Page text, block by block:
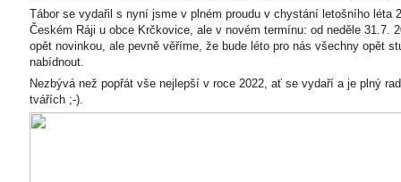
Tábor se vydařil s nyní jsme v plném proudu v chystání letošního léta
Českém Ráji u obce Krčkovice, ale v novém termínu: od neděle 31.7.
opět novinkou, ale pevně věříme, že bude léto pro nás všechny opět
nabídnout.
Nezbývá než popřát vše nejlepší v roce 2022, ať se vydaří a je plný
tvářích ;-).